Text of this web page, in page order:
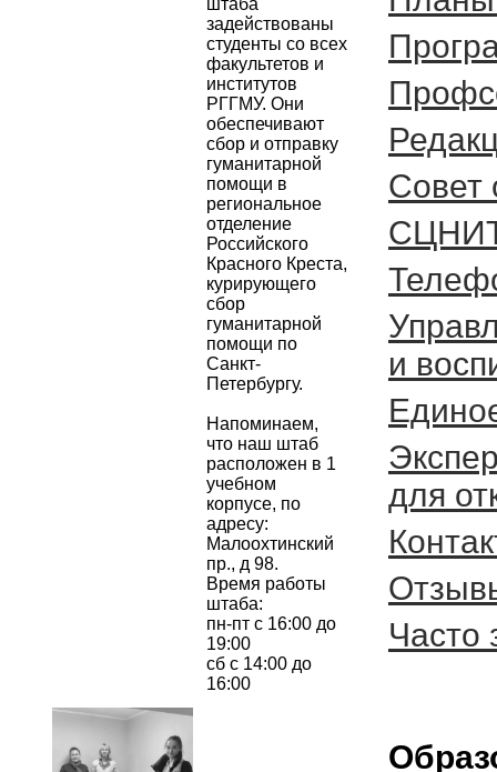
штаба
задействованы
студенты со всех
факультетов и
институтов
РГГМУ. Они
обеспечивают
сбор и отправку
гуманитарной
помощи в
региональное
отделение
Российского
Красного Креста,
курирующего
сбор
гуманитарной
помощи по
Санкт-
Петербургу.
Напоминаем,
что наш штаб
расположен в 1
учебном
корпусе, по
адресу:
Малоохтинский
пр., д 98.
Время работы
штаба:
пн-пт с 16:00 до
19:00
сб с 14:00 до
16:00
и
для
Часто